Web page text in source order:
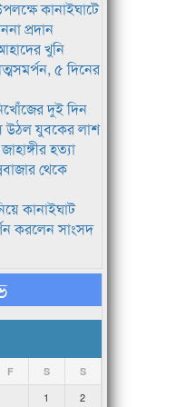
কানাইঘাটে
প্রদান
খুনি
৫ দিনের
দুই দিন
উঠল যুবকের লাশ
হত্যা
থেকে
কানাইঘাট
করলেন সাংসদ
F S S
1 2